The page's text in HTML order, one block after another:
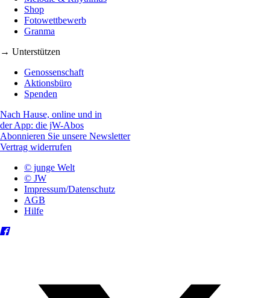
Shop
Fotowettbewerb
Granma
→ Unterstützen
Genossenschaft
Aktionsbüro
Spenden
Nach Hause, online und in
der App: die jW-Abos
Abonnieren Sie unsere Newsletter
Vertrag widerrufen
© junge Welt
© JW
Impressum/Datenschutz
AGB
Hilfe